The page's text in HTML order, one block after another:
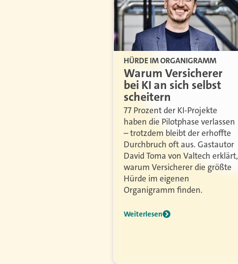
HÜRDE IM ORGANIGRAMM
Warum Versicherer
bei KI an sich selbst
scheitern
77 Prozent der KI-Projekte
haben die Pilotphase verlassen
– trotzdem bleibt der erhoffte
Durchbruch oft aus. Gastautor
David Toma von Valtech erklärt,
warum Versicherer die größte
Hürde im eigenen
Organigramm finden.
Weiterlesen